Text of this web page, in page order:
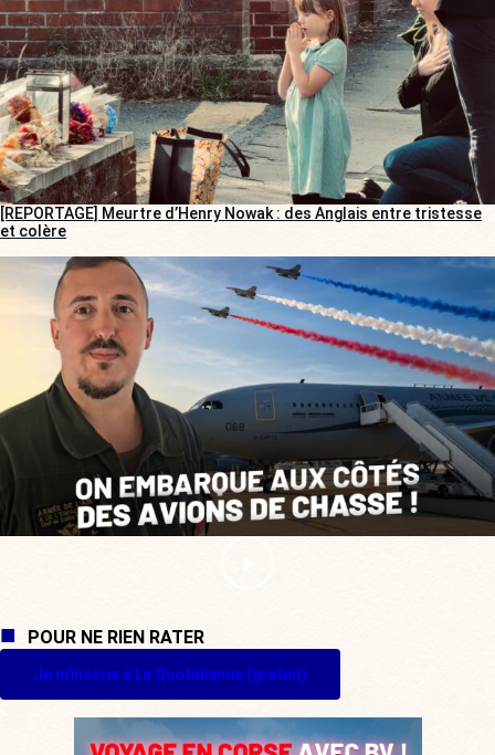
[REPORTAGE] Meurtre d’Henry Nowak : des Anglais entre tristesse
et colère
POUR NE RIEN RATER
Je m'inscris à La Quotidienne (gratuit)